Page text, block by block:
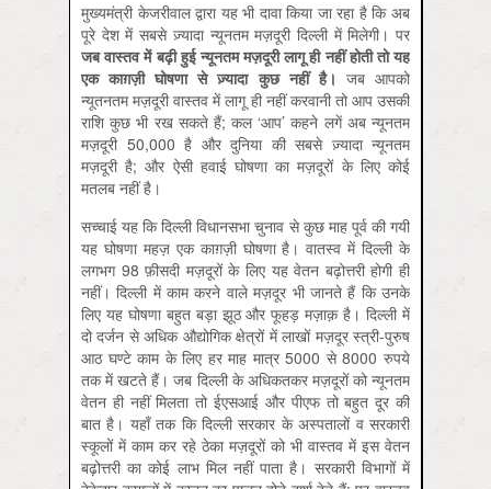
मुख्यमंत्री केजरीवाल द्वारा यह भी दावा किया जा रहा है कि अब
पूरे देश में सबसे ज़्यादा न्यूनतम मज़दूरी दिल्ली में मिलेगी। पर
जब वास्तव में बढ़ी हुई न्यूनतम मज़दूरी लागू ही नहीं होती तो यह
एक काग़ज़ी घोषणा से ज़्यादा कुछ नहीं है। जब आपको
न्यूतनतम मज़दूरी वास्तव में लागू ही नहीं करवानी तो आप उसकी
राशि कुछ भी रख सकते हैं; कल ‘आप’ कहने लगें अब न्यूनतम
मज़दूरी 50,000 है और दुनिया की सबसे ज़्यादा न्यूनतम
मज़दूरी है; और ऐसी हवाई घोषणा का मज़दूरों के लिए कोई
मतलब नहीं है।
सच्चाई यह कि दिल्ली विधानसभा चुनाव से कुछ माह पूर्व की गयी
यह घोषणा महज़ एक काग़ज़ी घोषणा है। वातस्व में दिल्ली के
लगभग 98 फ़ीसदी मज़दूरों के लिए यह वेतन बढ़ोत्तरी होगी ही
नहीं। दिल्ली में काम करने वाले मज़दूर भी जानते हैं कि उनके
लिए यह घोषणा बहुत बड़ा झूठ और फूहड़ मज़ाक़ है। दिल्ली में
दो दर्जन से अधिक औद्योगिक क्षेत्रों में लाखों मज़दूर स्त्री-पुरुष
आठ घण्टे काम के लिए हर माह मात्र 5000 से 8000 रुपये
तक में खटते हैं। जब दिल्ली के अधिकतकर मज़दूरों को न्यूनतम
वेतन ही नहीं मिलता तो ईएसआई और पीएफ तो बहुत दूर की
बात है। यहाँ तक कि दिल्ली सरकार के अस्पतालों व सरकारी
स्कूलों में काम कर रहे ठेका मज़दूरों को भी वास्तव में इस वेतन
बढ़ोत्तरी का कोई लाभ मिल नहीं पाता है। सरकारी विभागों में